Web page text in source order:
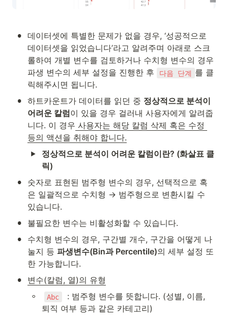
• 데이터셋에 특별한 문제가 없을 경우, ‘성공적으로
데이터셋을 읽었습니다’라고 알려주며 아래로 스크
롤하여 개별 변수를 검토하거나 수치형 변수의 경우
파생 변수의 세부 설정을 진행한 후
다음 단계 를 클
릭해주시면 됩니다.
• 하트카운트가 데이터를 읽던 중 정상적으로 분석이
어려운 칼럼이 있을 경우 걸러내 사용자에게 알려줍
니다. 이 경우 사용자는 해당 칼럼 삭제 혹은 수정
등의 액션을 취해야 합니다.
정상적으로 분석이 어려운 칼럼이란? (화살표 클
릭)
•
숫자로 표현된 범주형 변수의 경우, 선택적으로 혹
은 일괄적으로 수치형 → 범주형으로 변환시킬 수
있습니다.
• 불필요한 변수는 비활성화할 수 있습니다.
•
수치형 변수의 경우, 구간별 개수, 구간을 어떻게 나
눌지 등 파생변수(Bin과 Percentile)의 세부 설정 또
한 가능합니다.
• 변수(칼럼, 열)의 유형
◦ Abc
  : 범주형 변수를 뜻합니다. (성별, 이름,
퇴직 여부 등과 같은 카테고리)